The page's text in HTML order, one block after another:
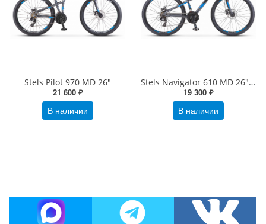
Stels Pilot 970 MD 26"
21 600 ₽
В наличии
Stels Navigator 610 MD 26" V050
19 300 ₽
В наличии